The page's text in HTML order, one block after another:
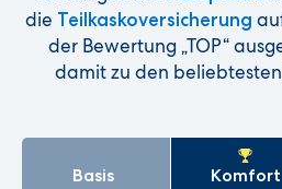
die Teilkaskoversicherung
der Bewertung „TOP“
damit zu den
Basis Komfort